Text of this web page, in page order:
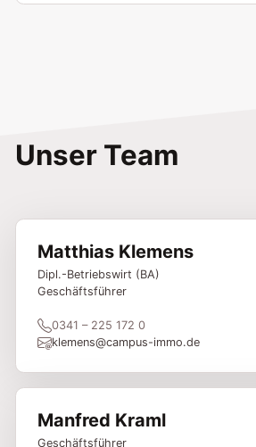
Unser Team
Matthias Klemens
Dipl.-Betriebswirt (BA)
Geschäftsführer
0341 – 225 172 0
klemens@campus-immo.de
Manfred Kraml
Geschäftsführer